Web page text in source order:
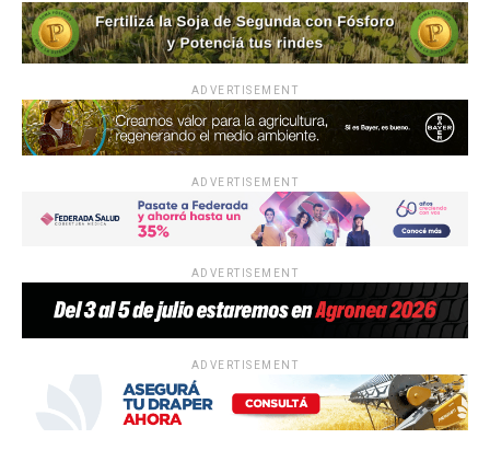
ADVERTISEMENT
ADVERTISEMENT
ADVERTISEMENT
ADVERTISEMENT